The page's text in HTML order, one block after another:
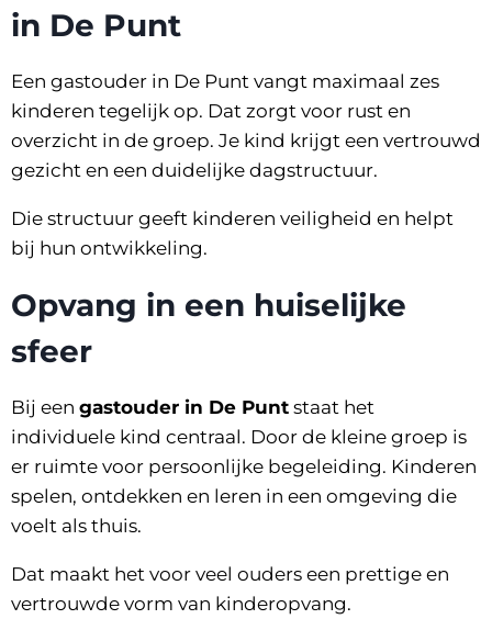
in De Punt
Een gastouder in De Punt vangt maximaal zes
kinderen tegelijk op. Dat zorgt voor rust en
overzicht in de groep. Je kind krijgt een vertrouwd
gezicht en een duidelijke dagstructuur.
Die structuur geeft kinderen veiligheid en helpt
bij hun ontwikkeling.
Opvang in een huiselijke
sfeer
Bij een gastouder in De Punt staat het
individuele kind centraal. Door de kleine groep is
er ruimte voor persoonlijke begeleiding. Kinderen
spelen, ontdekken en leren in een omgeving die
voelt als thuis.
Dat maakt het voor veel ouders een prettige en
vertrouwde vorm van kinderopvang.